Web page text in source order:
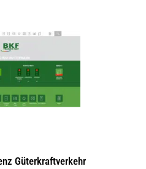
Güterkraftverkehr